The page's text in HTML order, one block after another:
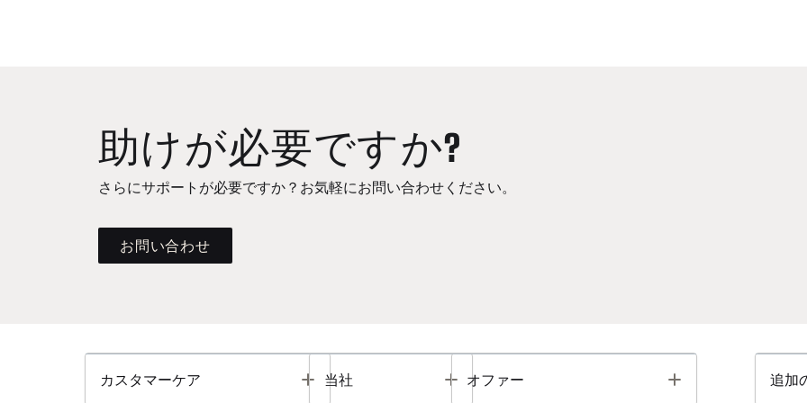
助けが必要ですか?
さらにサポートが必要ですか？お気軽にお問い合わせください。
お問い合わせ
カスタマーケア Toggle
当社 Toggle
オファー Toggle 追加